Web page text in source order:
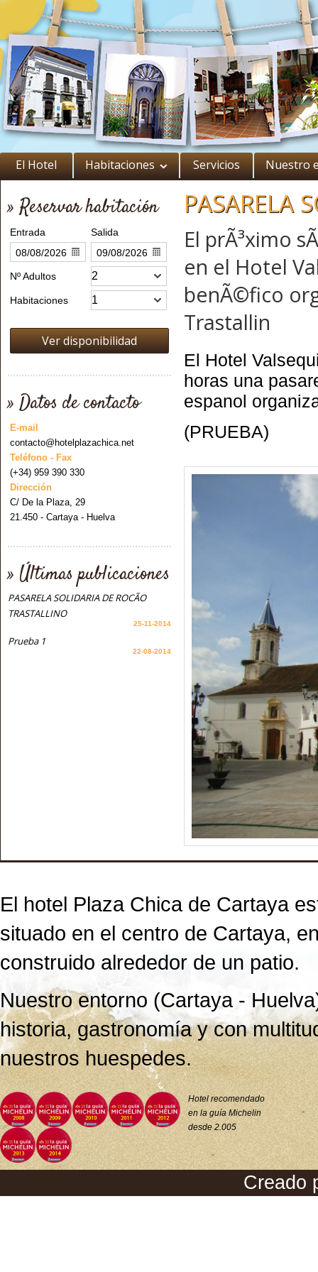
El Hotel Habitaciones Servicios Nuestro
» Reservar habitación
Entrada Salida
Nº Adultos
Habitaciones
Ver disponibilidad
» Datos de contacto
E-mail
contacto@hotelplazachica.net
Teléfono - Fax
(+34) 959 390 330
Dirección
C/ De la Plaza, 29
21.450 - Cartaya - Huelva
» Últimas publicaciones
PASARELA SOLIDARIA DE ROCÃO
TRASTALLINO
25-11-2014
Prueba 1
22-08-2014
PASARELA
El prÃ³ximo
en el Hotel
benÃ©fico
Trastallin
El Hotel
horas una
espanol
(PRUEBA)
El hotel Plaza Chica de Cartaya
situado en el centro de Cartaya,
construido alrededor de un patio.
Nuestro entorno (Cartaya -
historia, gastronomía y con
nuestros huespedes.
Hotel recomendado
en la guía Michelin
desde 2.005
Creado